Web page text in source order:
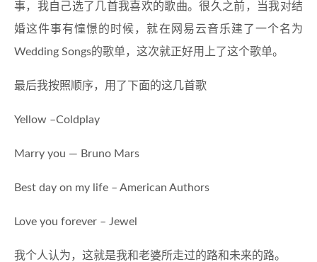
事，我自己选了几首我喜欢的歌曲。很久之前，当我对结
婚这件事有憧憬的时候，就在网易云音乐建了一个名为
Wedding Songs的歌单，这次就正好用上了这个歌单。
最后我按照顺序，用了下面的这几首歌
Yellow –Coldplay
Marry you — Bruno Mars
Best day on my life – American Authors
Love you forever – Jewel
我个人认为，这就是我和老婆所走过的路和未来的路。